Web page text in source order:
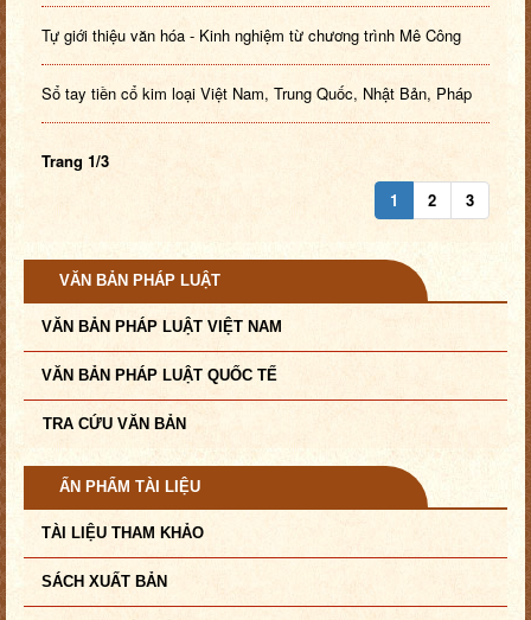
Tự giới thiệu văn hóa - Kinh nghiệm từ chương trình Mê Công
Sổ tay tiền cổ kim loại Việt Nam, Trung Quốc, Nhật Bản, Pháp
Trang 1/3
1
2 3
VĂN BẢN PHÁP LUẬT
VĂN BẢN PHÁP LUẬT VIỆT NAM
VĂN BẢN PHÁP LUẬT QUỐC TẾ
TRA CỨU VĂN BẢN
ẤN PHẨM TÀI LIỆU
TÀI LIỆU THAM KHẢO
SÁCH XUẤT BẢN